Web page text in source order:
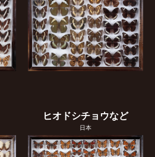
ヒオドシチョウなど
日本